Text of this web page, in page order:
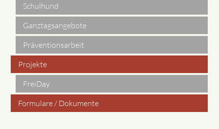
Schulhund
Ganztagsangebote
Präventionsarbeit
Projekte
FreiDay
Formulare / Dokumente